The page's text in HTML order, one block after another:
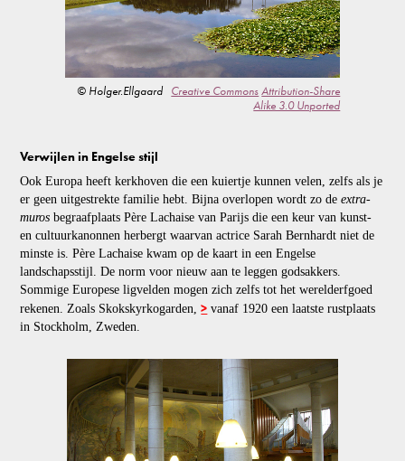
© Holger.Ellgaard Creative Commons Attribution-Share
Alike 3.0 Unported
Verwijlen in Engelse stijl
Ook Europa heeft kerkhoven die een kuiertje kunnen velen, zelfs als je
er geen uitgestrekte familie hebt. Bijna overlopen wordt zo deextra-
muros begraafplaats Père Lachaise van Parijs die een keur van kunst-
en cultuurkanonnen herbergt waarvan actrice Sarah Bernhardt niet de
minste is. Père Lachaise kwam op de kaart in een Engelse
landschapsstijl. De norm voor nieuw aan te leggen godsakkers.
Sommige Europese ligvelden mogen zich zelfs tot het werelderfgoed
rekenen. Zoals Skokskyrkogarden,> vanaf 1920 een laatste rustplaats
in Stockholm, Zweden.